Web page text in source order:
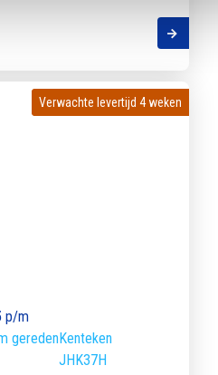
Verwachte levertijd 4 weken
Verwachte levertijd 4 weken
p/m
geredenKenteken
JHK37H